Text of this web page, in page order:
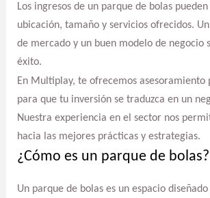
Los ingresos de un parque de bolas
ubicación, tamaño y servicios ofrecidos.
de mercado y un buen modelo de negocio
éxito.
En Multiplay, te ofrecemos asesoramiento
para que tu inversión se traduzca en un
Nuestra experiencia en el sector nos
hacia las mejores prácticas y estrategias.
¿Cómo es un parque de bolas?
Un parque de bolas es un espacio